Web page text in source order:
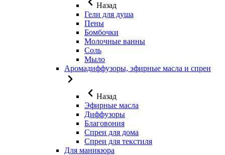
Назад
Гели для душа
Пены
Бомбочки
Молочные ванны
Соль
Мыло
Аромадиффузоры, эфирные масла и спреи
Назад
Эфирные масла
Диффузоры
Благовония
Спреи для дома
Спреи для текстиля
Для маникюра